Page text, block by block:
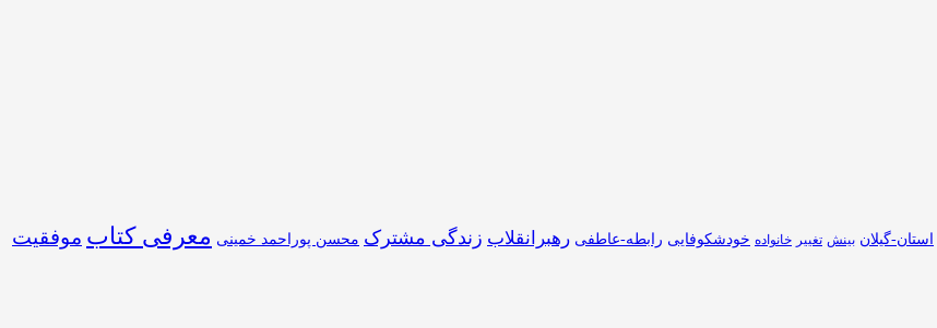
استان-گیلان بینش تغییر خانواده خودشکوفایی رابطه-عاطفی رهبرانقلاب زندگی مشترک محسن پوراحمد خمینی معرفی کتاب موفقیت